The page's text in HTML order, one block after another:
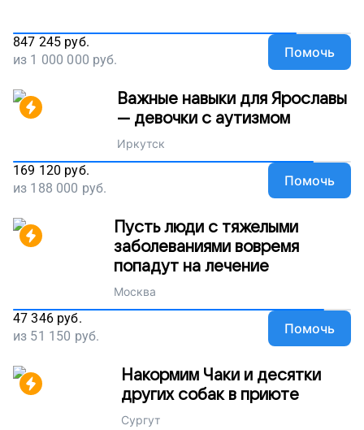
847 245 руб.
из 1 000 000 руб. Помочь
Важные навыки для Ярославы
— девочки с аутизмом
Иркутск
169 120 руб.
из 188 000 руб. Помочь
Пусть люди с тяжелыми
заболеваниями вовремя
попадут на лечение
Москва
47 346 руб.
из 51 150 руб. Помочь
Накормим Чаки и десятки
других собак в приюте
Сургут